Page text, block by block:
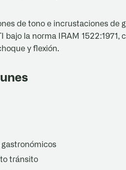
de tono e incrustaciones de
bajo la norma IRAM
y flexión.
gastronómicos
tránsito